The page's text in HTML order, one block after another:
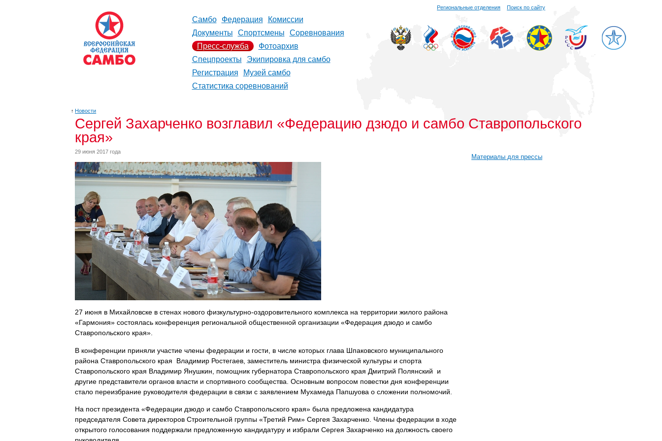
Региональные отделения Поиск по сайту
Самбо Федерация
Комиссии
Документы
Спортсмены
Соревнования
Пресс-служба
Фотоархив
Спецпроекты
Экипировка для самбо
Регистрация
Музей самбо
Статистика соревнований
↑ Новости
Сергей Захарченко возглавил «Федерацию дзюдо и самбо Ставропольского
края»
29 июня 2017 года
27 июня в Михайловске в стенах нового физкультурно-оздоровительного комплекса на территории жилого района
«Гармония» состоялась конференция региональной общественной организации «Федерация дзюдо и самбо
Ставропольского края».
В конференции приняли участие члены федерации и гости, в числе которых глава Шпаковского муниципального
района Ставропольского края Владимир Ростегаев, заместитель министра физической культуры и спорта
Ставропольского края Владимир Янушкин, помощник губернатора Ставропольского края Дмитрий Полянский и
другие представители органов власти и спортивного сообщества. Основным вопросом повестки дня конференции
стало переизбрание руководителя федерации в связи с заявлением Мухамеда Папшуова о сложении полномочий.
На пост президента «Федерации дзюдо и самбо Ставропольского края» была предложена кандидатура
председателя Совета директоров Строительной группы «Третий Рим» Сергея Захарченко. Члены федерации в ходе
открытого голосования поддержали предложенную кандидатуру и избрали Сергея Захарченко на должность своего
Материалы для прессы